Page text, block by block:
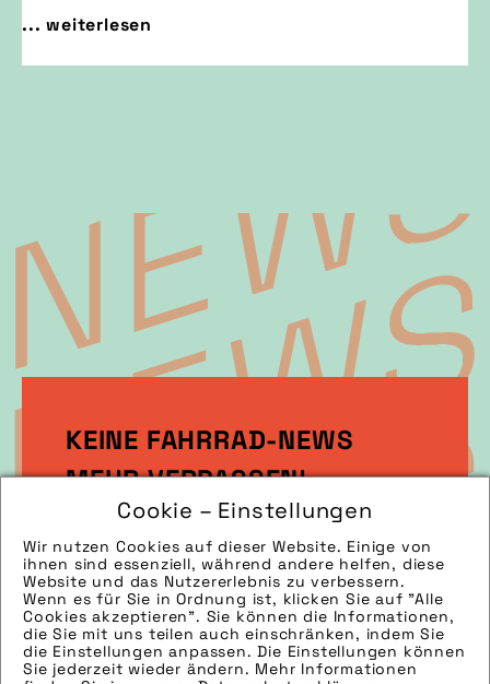
Cookie – Einstellungen
Wir nutzen Cookies auf dieser Website. Einige von
ihnen sind essenziell, während andere helfen, diese
Website und das Nutzererlebnis zu verbessern.
Wenn es für Sie in Ordnung ist, klicken Sie auf "Alle
Cookies akzeptieren". Sie können die Informationen,
die Sie mit uns teilen auch einschränken, indem Sie
die Einstellungen anpassen. Die Einstellungen können
Sie jederzeit wieder ändern. Mehr Informationen
... weiterlesen
KEINE FAHRRAD-NEWS
MEHR VERPASSEN!
Melden Sie sich gleich zu unserem
Newsletter an!
Jetzt anmelden!